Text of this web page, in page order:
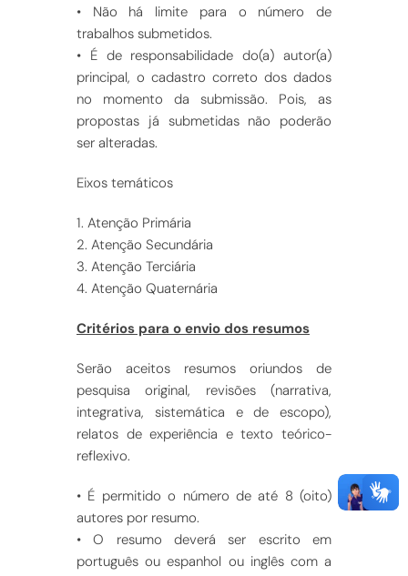
• Não há limite para o número de
trabalhos submetidos.
• É de responsabilidade do(a) autor(a)
principal, o cadastro correto dos dados
no momento da submissão. Pois, as
propostas já submetidas não poderão
ser alteradas.
Eixos temáticos
1. Atenção Primária
2. Atenção Secundária
3. Atenção Terciária
4. Atenção Quaternária
Critérios para o envio dos resumos
Serão aceitos resumos oriundos de
pesquisa original, revisões (narrativa,
integrativa, sistemática e de escopo),
relatos de experiência e texto teórico-
reflexivo.
• É permitido o número de até 8 (oito)
autores por resumo.
• O resumo deverá ser escrito em
português ou espanhol ou inglês com a